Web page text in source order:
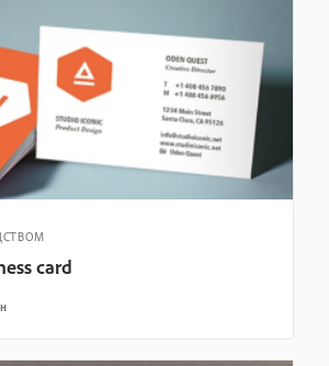
card